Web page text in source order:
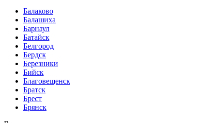
Балаково
Балашиха
Барнаул
Батайск
Белгород
Бердск
Березники
Бийск
Благовещенск
Братск
Брест
Брянск